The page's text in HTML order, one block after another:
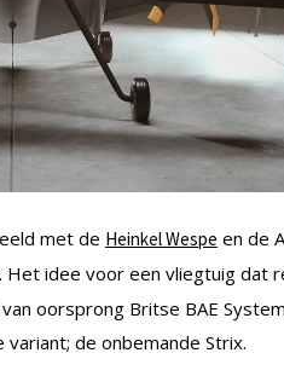
met de Heinkel Wespe en de
Het idee voor een vliegtuig
oorsprong Britse BAE
variant; de onbemande Strix.